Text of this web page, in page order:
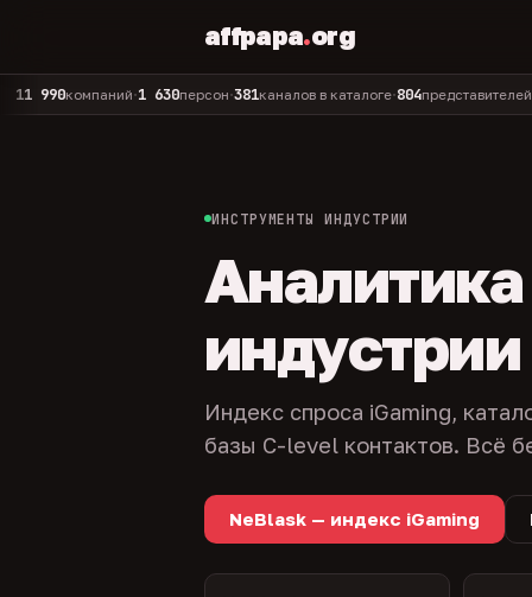
affpapa.org
компаний•1 630персон•381каналов в каталоге•804представителей•325
ИНСТРУМЕНТЫ ИНДУСТРИИ
индустрии
Индекс спроса iGaming,
базы C-level контактов. Всё
NeBlask — индекс iGaming